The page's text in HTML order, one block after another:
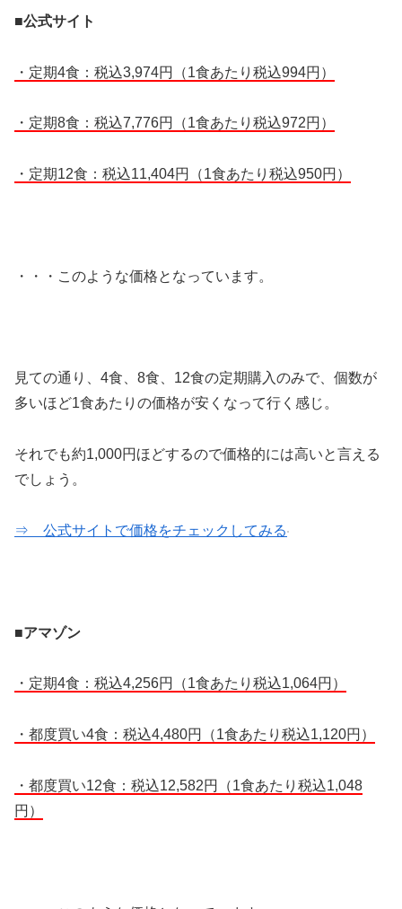
■公式サイト
・定期4食：税込3,974円（1食あたり税込994円）
・定期8食：税込7,776円（1食あたり税込972円）
・定期12食：税込11,404円（1食あたり税込950円）
・・・このような価格となっています。
見ての通り、4食、8食、12食の定期購入のみで、個数が
多いほど1食あたりの価格が安くなって行く感じ。
それでも約1,000円ほどするので価格的には高いと言える
でしょう。
⇒ 公式サイトで価格をチェックしてみる
■アマゾン
・定期4食：税込4,256円（1食あたり税込1,064円）
・都度買い4食：税込4,480円（1食あたり税込1,120円）
・都度買い12食：税込12,582円（1食あたり税込1,048
円）